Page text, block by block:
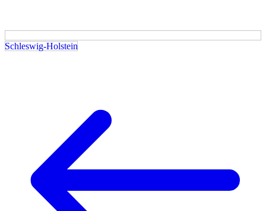
Schleswig-Holstein